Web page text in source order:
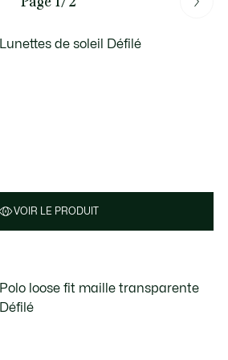
Lunettes de soleil Défilé
VOIR LE PRODUIT
Polo loose fit maille transparente
Défilé